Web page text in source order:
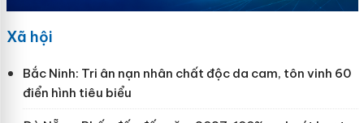
Xã hội
Bắc Ninh: Tri ân nạn nhân chất độc da cam, tôn vinh 60
điển hình tiêu biểu